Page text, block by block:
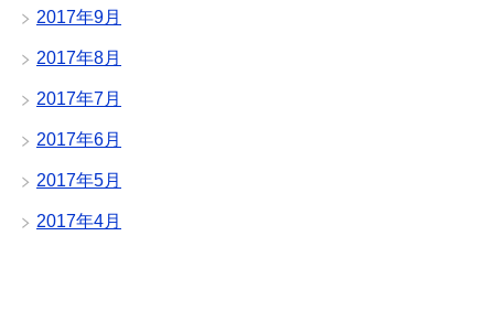
2017年9月
2017年8月
2017年7月
2017年6月
2017年5月
2017年4月